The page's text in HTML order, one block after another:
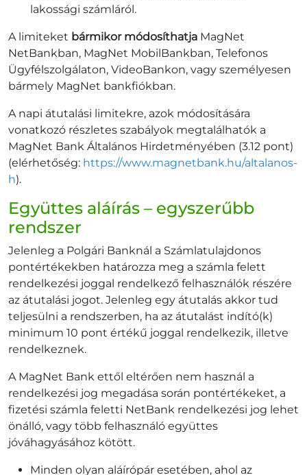
lakossági számláról.
A limiteket bármikor módosíthatja MagNet
NetBankban, MagNet MobilBankban, Telefonos
Ügyfélszolgálaton, VideoBankon, vagy személyesen
bármely MagNet bankfiókban.
A napi átutalási limitekre, azok módosítására
vonatkozó részletes szabályok megtalálhatók a
MagNet Bank Általános Hirdetményében (3.12 pont)
(elérhetőség: https://www.magnetbank.hu/altalanos-
h).
Együttes aláírás – egyszerűbb
rendszer
Jelenleg a Polgári Banknál a Számlatulajdonos
pontértékekben határozza meg a számla felett
rendelkezési joggal rendelkező felhasználók részére
az átutalási jogot. Jelenleg egy átutalás akkor tud
teljesülni a rendszerben, ha az átutalást indító(k)
minimum 10 pont értékű joggal rendelkezik, illetve
rendelkeznek.
A MagNet Bank ettől eltérően nem használ a
rendelkezési jog megadása során pontértékeket, a
fizetési számla feletti NetBank rendelkezési jog lehet
önálló, vagy több felhasználó együttes
jóváhagyásához kötött.
Minden olyan aláírópár esetében, ahol az